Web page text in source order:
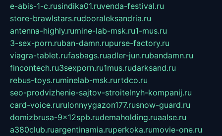
e-abis-1-c.rusindika01.ruvenda-festival.ru
store-brawlstars.rudooraleksandria.ru
antenna-highly.rumine-lab-msk.ru1-mus.ru
3-sex-porn.ruban-damn.rupurse-factory.ru
viagra-tablet.rufasbags.ruadler-jun.rubandamn.ru
fincontech.ru3sexporn.ru1mus.rudarksand.ru
rebus-toys.ruminelab-msk.rurtdco.ru
seo-prodvizhenie-sajtov-stroitelnyh-kompanij.ru
card-voice.rurulonnyygazon177.rusnow-guard.ru
domizbrusa-9x12spb.rudemaholding.ruaalse.ru
a380club.ruargentinamia.ruperkoka.rumovie-one.ru